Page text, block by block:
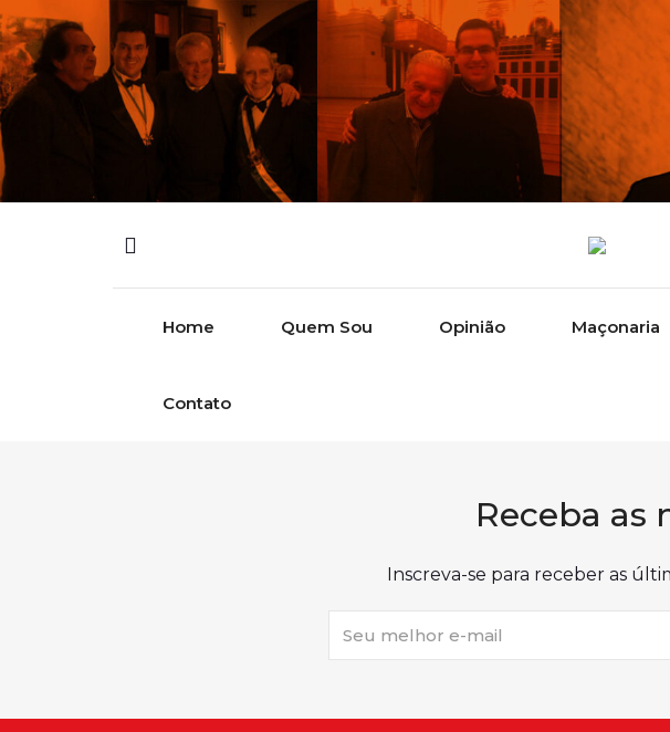
Skip to content
Home Quem Sou Opinião Maçonaria
Contato
Receba as
Inscreva-se para receber as